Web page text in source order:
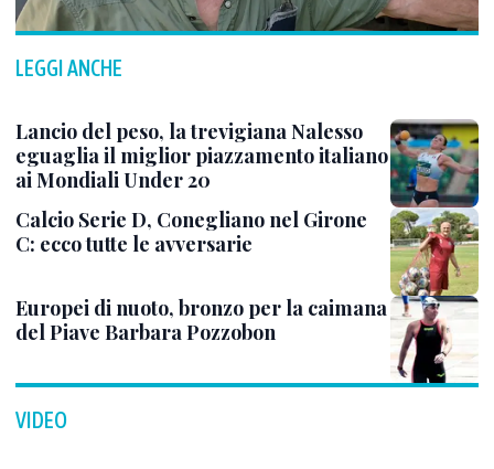
LEGGI ANCHE
Lancio del peso, la trevigiana Nalesso
eguaglia il miglior piazzamento italiano
ai Mondiali Under 20
Calcio Serie D, Conegliano nel Girone
C: ecco tutte le avversarie
Europei di nuoto, bronzo per la caimana
del Piave Barbara Pozzobon
VIDEO